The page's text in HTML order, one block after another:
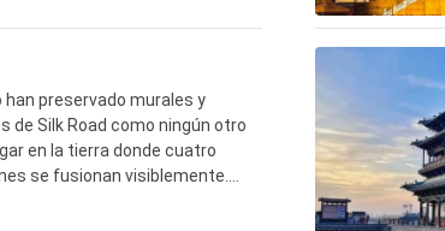
han preservado murales y
de Silk Road como ningún otro
en la tierra donde cuatro
se fusionan visiblemente.